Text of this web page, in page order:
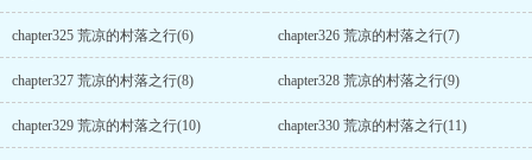
chapter325 荒凉的村落之行(6) chapter326 荒凉的村落之行(7)
chapter327 荒凉的村落之行(8) chapter328 荒凉的村落之行(9)
chapter329 荒凉的村落之行(10) chapter330 荒凉的村落之行(11)